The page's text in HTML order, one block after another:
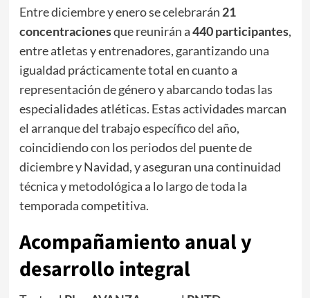
Entre diciembre y enero se celebrarán 21
concentracionesque reunirán a440 participantes,
entre atletas y entrenadores, garantizando una
igualdad prácticamente total en cuanto a
representación de género y abarcando todas las
especialidades atléticas. Estas actividades marcan
el arranque del trabajo específico del año,
coincidiendo con los periodos del puente de
diciembre y Navidad, y aseguran una continuidad
técnica y metodológica a lo largo de toda la
temporada competitiva.
Acompañamiento anual y
desarrollo integral